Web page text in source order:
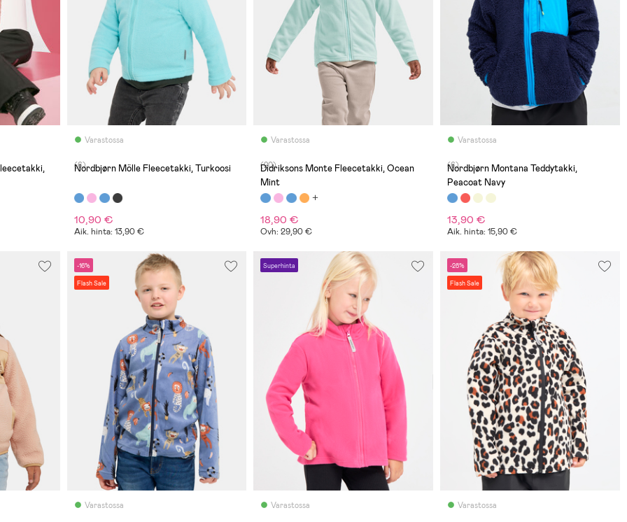
Varastossa
(6)
Nordbjørn Mölle Fleecetakki, Turkoosi
10,90 €
Aik. hinta: 13,90 €
Varastossa
(20)
Didriksons Monte Fleecetakki, Ocean
Mint
18,90 €
Ovh: 29,90 €
Varastossa
(6)
Nordbjørn Montana Teddytakki,
Peacoat Navy
13,90 €
Aik. hinta: 15,90 €
-16%
Flash Sale
Varastossa
Superhinta
Varastossa
-28%
Flash Sale
Varastossa